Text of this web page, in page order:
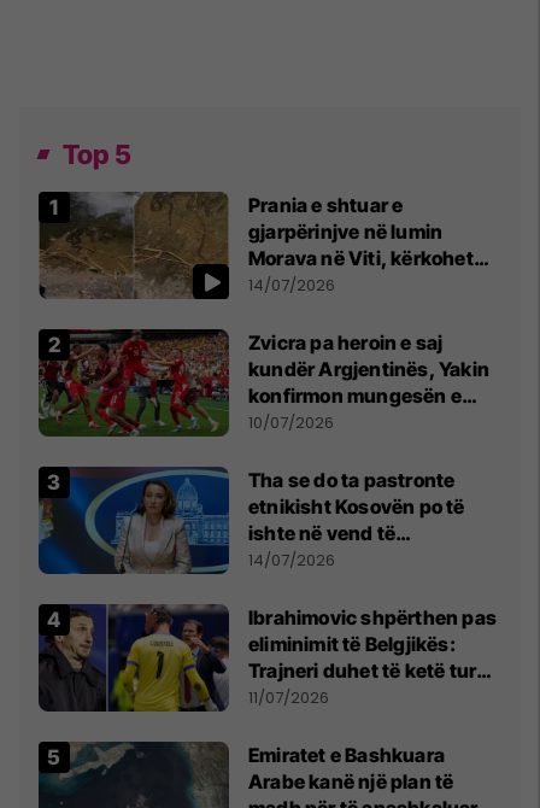
Top 5
Prania e shtuar e
gjarpërinjve në lumin
Morava në Viti, kërkohet
kujdes nga qytetarët
14/07/2026
Zvicra pa heroin e saj
kundër Argjentinës, Yakin
konfirmon mungesën e
madhe
10/07/2026
Tha se do ta pastronte
etnikisht Kosovën po të
ishte në vend të
Millosheviqit, Lëvizja e
kërkon shkarkimin e
menjëhershëm të
Snezhana Paunoviq
14/07/2026
Ibrahimovic shpërthen pas
eliminimit të Belgjikës:
Trajneri duhet të ketë turp,
ai lojtar se meritoi të luante
11/07/2026
Emiratet e Bashkuara
Arabe kanë një plan të